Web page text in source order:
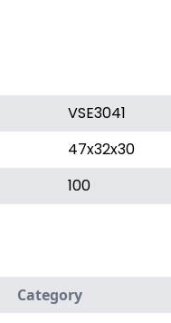
VSE3041
47x32x30
100
Category